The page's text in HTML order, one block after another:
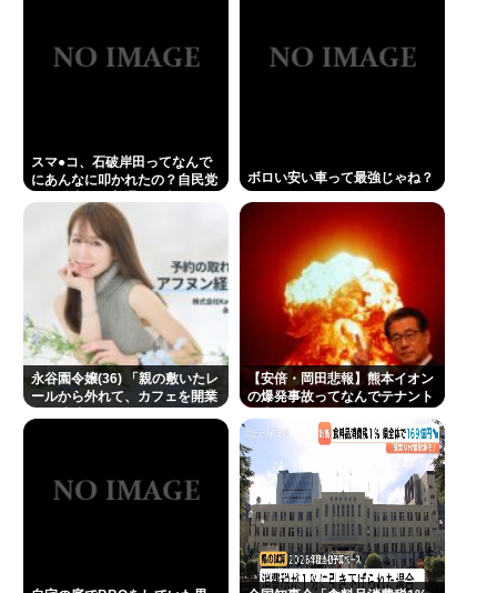
スマ●コ、石破岸田ってなんで
にあんなに叩かれたの？自民党
ボロい安い車って最強じゃね？
永谷園令嬢(36) 「親の敷いたレ
ールから外れて、カフェを開業
【安倍・岡田悲報】熊本イオン
の爆発事故ってなんでテナント